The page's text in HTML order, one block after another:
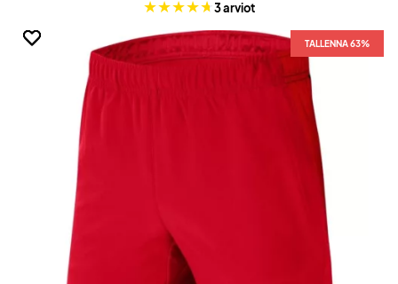
3 arviot
TALLENNA 63%
TALLENNA 63%
TALLENNA 63%